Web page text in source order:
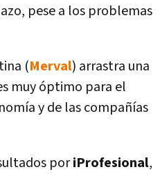
pese a los problemas
(Merval) arrastra una
muy óptimo para el
y de las compañías
poriProfesional,